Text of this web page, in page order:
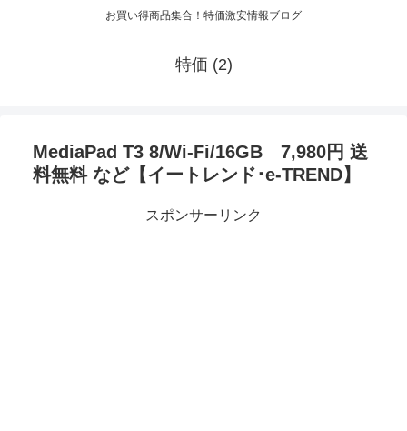
お買い得商品集合！特価激安情報ブログ
特価 (2)
MediaPad T3 8/Wi-Fi/16GB 7,980円 送
料無料 など【イートレンド･e-TREND】
スポンサーリンク